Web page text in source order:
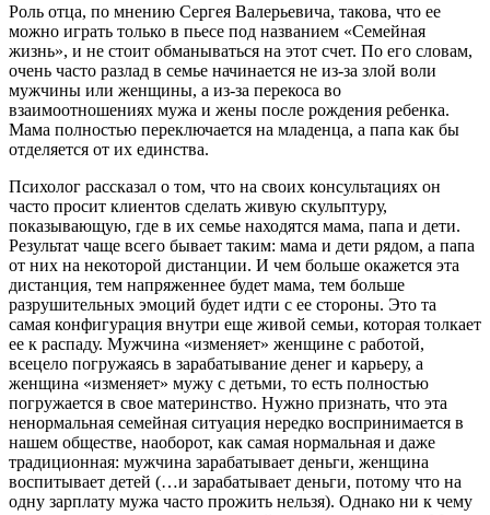
Роль отца, по мнению Сергея Валерьевича, такова, что ее
можно играть только в пьесе под названием «Семейная
жизнь», и не стоит обманываться на этот счет. По его словам,
очень часто разлад в семье начинается не из-за злой воли
мужчины или женщины, а из-за перекоса во
взаимоотношениях мужа и жены после рождения ребенка.
Мама полностью переключается на младенца, а папа как бы
отделяется от их единства.
Психолог рассказал о том, что на своих консультациях он
часто просит клиентов сделать живую скульптуру,
показывающую, где в их семье находятся мама, папа и дети.
Результат чаще всего бывает таким: мама и дети рядом, а папа
от них на некоторой дистанции. И чем больше окажется эта
дистанция, тем напряженнее будет мама, тем больше
разрушительных эмоций будет идти с ее стороны. Это та
самая конфигурация внутри еще живой семьи, которая толкает
ее к распаду. Мужчина «изменяет» женщине с работой,
всецело погружаясь в зарабатывание денег и карьеру, а
женщина «изменяет» мужу с детьми, то есть полностью
погружается в свое материнство. Нужно признать, что эта
ненормальная семейная ситуация нередко воспринимается в
нашем обществе, наоборот, как самая нормальная и даже
традиционная: мужчина зарабатывает деньги, женщина
воспитывает детей (…и зарабатывает деньги, потому что на
одну зарплату мужа часто прожить нельзя). Однако ни к чему